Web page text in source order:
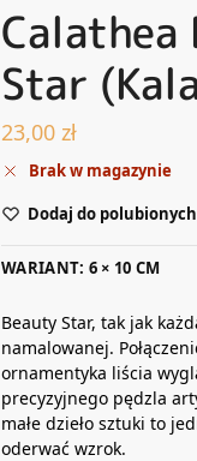
Calathea
Star
23,00 zł
Brak w magazynie
Dodaj do polubionych
WARIANT: 6 × 10 CM
Beauty Star, tak jak
namalowanej.
ornamentyka liścia
precyzyjnego pędzla
małe dzieło sztuki to
oderwać wzrok.